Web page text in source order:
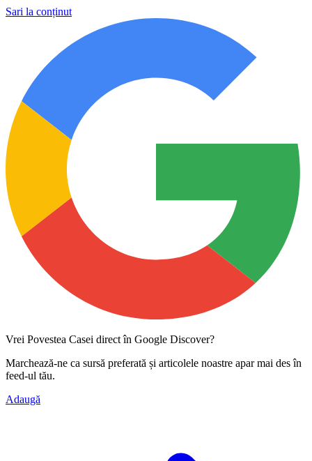
Sari la conținut
Vrei Povestea Casei direct în Google Discover?
Marchează-ne ca sursă preferată și articolele noastre apar mai des în
feed-ul tău.
Adaugă